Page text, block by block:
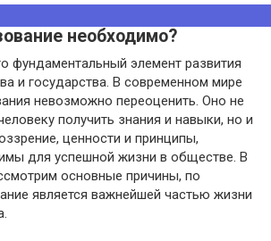
необходимо?
фундаментальный элемент развития
и государства. В современном мире
невозможно переоценить. Оно не
получить знания и навыки, но и
ценности и принципы,
для успешной жизни в обществе. В
основные причины, по
является важнейшей частью жизни